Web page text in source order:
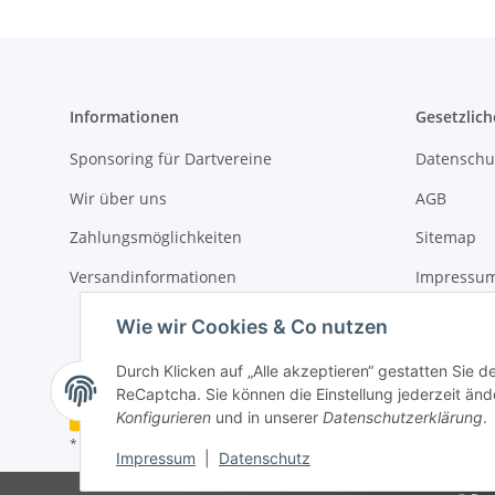
Wie wir Cookies & Co nutzen
Durch Klicken auf „Alle akzeptieren“ gestatten Sie
ReCaptcha. Sie können die Einstellung jederzeit
Konfigurieren und in unserer Datenschutzerklärung.
Impressum Datenschutz
Informationen
Sponsoring für Dartvereine
Wir über uns
Zahlungsmöglichkeiten
Versandinformationen
AGB
Sitemap
Vertrag widerrufen
* Alle Preise inkl. gesetzlicher USt., zzgl.